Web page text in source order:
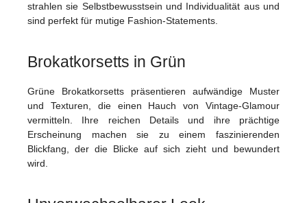
strahlen sie Selbstbewusstsein und Individualität aus und
sind perfekt für mutige Fashion-Statements.
Brokatkorsetts in Grün
Grüne Brokatkorsetts präsentieren aufwändige Muster
und Texturen, die einen Hauch von Vintage-Glamour
vermitteln. Ihre reichen Details und ihre prächtige
Erscheinung machen sie zu einem faszinierenden
Blickfang, der die Blicke auf sich zieht und bewundert
wird.